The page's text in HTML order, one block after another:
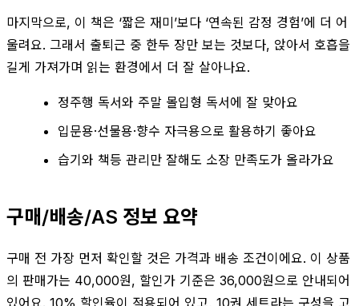
마지막으로, 이 책은 ‘짧은 재미’보다 ‘연속된 감정 경험’에 더 어
울려요. 그래서 출퇴근 중 한두 장만 보는 것보다, 앉아서 호흡을
길게 가져가며 읽는 환경에서 더 잘 살아나요.
정주행 독서와 주말 몰입형 독서에 잘 맞아요
입문용·선물용·향수 자극용으로 활용하기 좋아요
습기와 책등 관리만 잘해도 소장 만족도가 올라가요
구매/배송/AS 정보 요약
구매 전 가장 먼저 확인할 것은 가격과 배송 조건이에요. 이 상품
의 판매가는 40,000원, 할인가 기준은 36,000원으로 안내되어
있어요. 10% 할인율이 적용되어 있고, 10권 세트라는 구성을 고